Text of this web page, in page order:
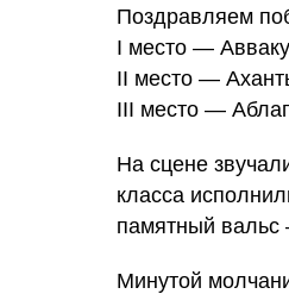
Поздравляем
I место —
II место —
III место —
На сцене
класса
памятный
Минутой